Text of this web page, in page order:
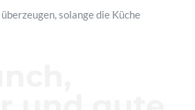
solange die Küche